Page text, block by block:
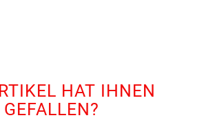
HAT IHNEN
GEFALLEN?